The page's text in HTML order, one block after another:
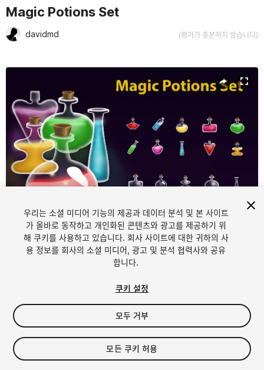
Magic Potions Set
davidmd (평가가 충분하지 않습니다)
1/5
$4.99
세금/부가세는 결제 시 반영됩니다.
우리는 소셜 미디어 기능의 제공과 데이터 분석 및 본 사이트
가 올바로 동작하고 개인화된 콘텐츠와 광고를 제공하기 위
해 쿠키를 사용하고 있습니다. 회사 사이트에 대한 귀하의 사
용 정보를 회사의 소셜 미디어, 광고 및 분석 협력사와 공유
합니다.
쿠키 설정
모두 거부
모든 쿠키 허용